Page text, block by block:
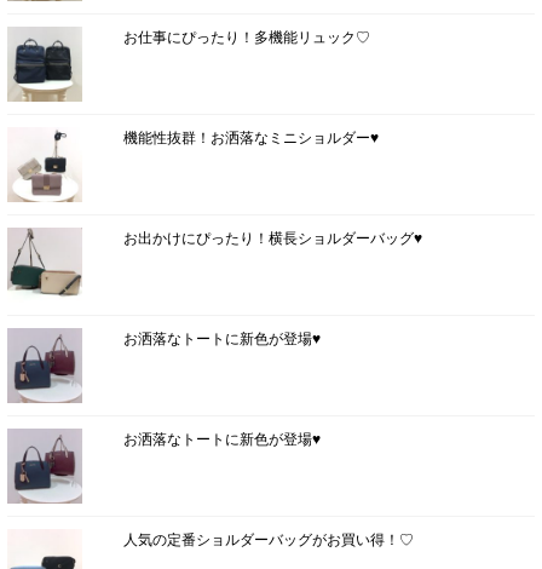
お仕事にぴったり！多機能リュック♡
機能性抜群！お洒落なミニショルダー♥
お出かけにぴったり！横長ショルダーバッグ♥
お洒落なトートに新色が登場♥
お洒落なトートに新色が登場♥
人気の定番ショルダーバッグがお買い得！♡